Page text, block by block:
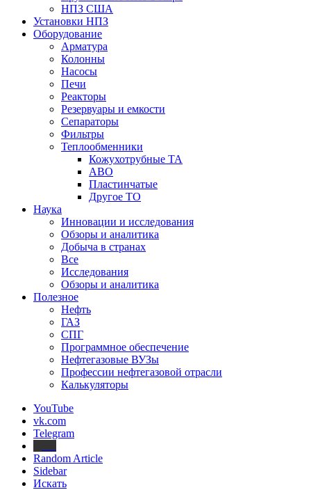
НПЗ США
Установки НПЗ
Оборудование
Арматура
Колонны
Насосы
Печи
Реакторы
Резервуары и емкости
Сепараторы
Фильтры
Теплообменники
Кожухотрубные ТА
АВО
Пластинчатые
Другое ТО
Наука
Инновации и исследования
Обзоры и аналитика
Добыча в странах
Все
Исследования
Обзоры и аналитика
Полезное
Нефть
ГАЗ
СПГ
Программное обеспечение
Нефтегазовые ВУЗы
Профессии нефтегазовой отрасли
Калькуляторы
YouTube
vk.com
Telegram
Random Article
Sidebar
Искать